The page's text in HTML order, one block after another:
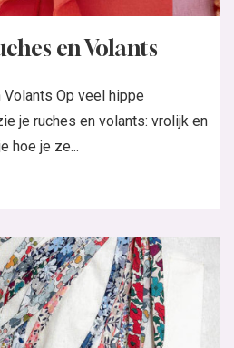
en Volants
Op veel hippe
je ruches en volants: vrolijk en
hoe je ze...